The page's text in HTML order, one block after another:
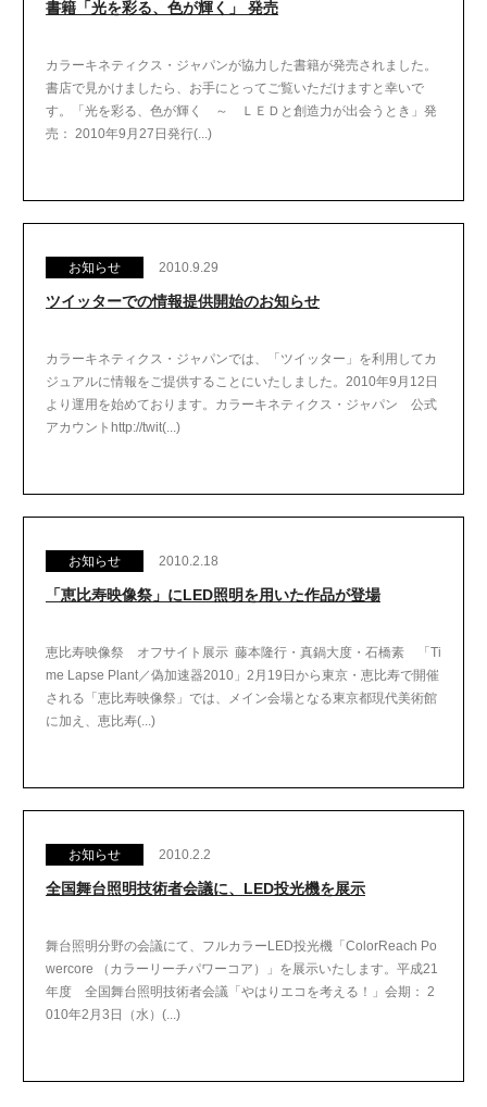
書籍「光を彩る、色が輝く」 発売
カラーキネティクス・ジャパンが協力した書籍が発売されました。
書店で見かけましたら、お手にとってご覧いただけますと幸いで
す。「光を彩る、色が輝く ～ ＬＥＤと創造力が出会うとき」発
売： 2010年9月27日発行(...)
お知らせ 2010.9.29
ツイッターでの情報提供開始のお知らせ
カラーキネティクス・ジャパンでは、「ツイッター」を利用してカ
ジュアルに情報をご提供することにいたしました。2010年9月12日
より運用を始めております。カラーキネティクス・ジャパン 公式
アカウントhttp://twit(...)
お知らせ 2010.2.18
「恵比寿映像祭」にLED照明を用いた作品が登場
恵比寿映像祭 オフサイト展示 藤本隆行・真鍋大度・石橋素 「Ti
me Lapse Plant／偽加速器2010」2月19日から東京・恵比寿で開催
される「恵比寿映像祭」では、メイン会場となる東京都現代美術館
に加え、恵比寿(...)
お知らせ 2010.2.2
全国舞台照明技術者会議に、LED投光機を展示
舞台照明分野の会議にて、フルカラーLED投光機「ColorReach Po
wercore （カラーリーチパワーコア）」を展示いたします。平成21
年度 全国舞台照明技術者会議「やはりエコを考える！」会期： 2
010年2月3日（水）(...)